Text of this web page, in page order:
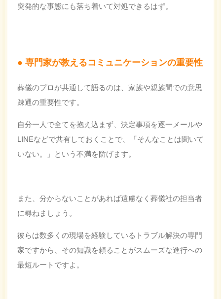
突発的な事態にも落ち着いて対処できるはず。
専門家が教えるコミュニケーションの重要性
葬儀のプロが共通して語るのは、家族や親族間での意思
疎通の重要性です。
自分一人で全てを抱え込まず、決定事項を逐一メールや
LINEなどで共有しておくことで、「そんなことは聞いて
いない。」という不満を防げます。
また、分からないことがあれば遠慮なく葬儀社の担当者
に尋ねましょう。
彼らは数多くの現場を経験しているトラブル解決の専門
家ですから、その知識を頼ることがスムーズな進行への
最短ルートですよ。